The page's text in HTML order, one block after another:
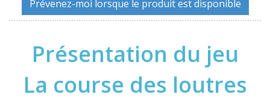
Prévenez-moi lorsque le produit est disponible
Présentation du jeu
La course des loutres